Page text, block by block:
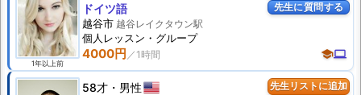
先生に質問する
1年以上前
4000円 schoolcomputer
ドイツ語
越谷市 越谷レイクタウン駅
個人 レッスン ・グループ
先生リストに追加
58才 男性